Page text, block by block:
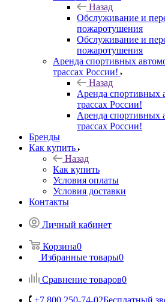
Назад
Обслуживание и
пожаротушения
Обслуживание и
пожаротушения
Аренда спортивных
трассах России!
Назад
Аренда спортивных
трассах России!
Аренда спортивных
трассах России!
Бренды
Как купить
Назад
Как купить
Условия оплаты
Условия доставки
Контакты
Личный кабинет
Корзина0
Избранные товары0
Сравнение товаров0
+7 800 250-74-02Бесплатный